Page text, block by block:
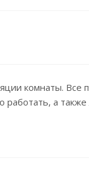
комнаты. Все
а также